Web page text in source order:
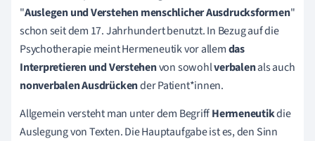
"Auslegen und Verstehen menschlicher Ausdrucksformen"
schon seit dem 17. Jahrhundert benutzt. In Bezug auf die
Psychotherapie meint Hermeneutik vor allemdas
Interpretieren und Verstehenvon sowohlverbalenals auch
nonverbalen Ausdrückender Patient*innen.
Allgemein versteht man unter dem BegriffHermeneutikdie
Auslegung von Texten. Die Hauptaufgabe ist es, den Sinn